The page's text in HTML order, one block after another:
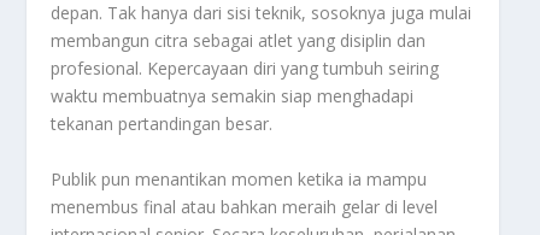
depan. Tak hanya dari sisi teknik, sosoknya juga mulai
membangun citra sebagai atlet yang disiplin dan
profesional. Kepercayaan diri yang tumbuh seiring
waktu membuatnya semakin siap menghadapi
tekanan pertandingan besar.
Publik pun menantikan momen ketika ia mampu
menembus final atau bahkan meraih gelar di level